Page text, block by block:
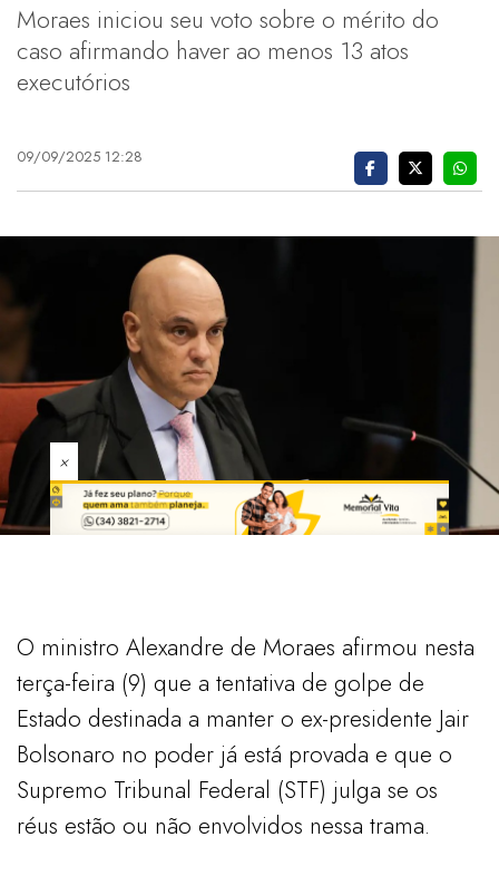
Moraes iniciou seu voto sobre o mérito do
caso afirmando haver ao menos 13 atos
executórios
09/09/2025 12:28
×
O ministro Alexandre de Moraes afirmou nesta
terça-feira (9) que a tentativa de golpe de
Estado destinada a manter o ex-presidente Jair
Bolsonaro no poder já está provada e que o
Supremo Tribunal Federal (STF) julga se os
réus estão ou não envolvidos nessa trama.